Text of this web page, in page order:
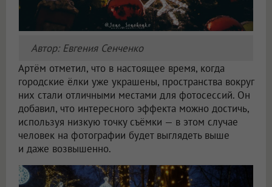
Автор: Евгения Сенченко
Артём отметил, что в настоящее время, когда
городские ёлки уже украшены, пространства вокруг
них стали отличными местами для фотосессий. Он
добавил, что интересного эффекта можно достичь,
используя низкую точку съёмки — в этом случае
человек на фотографии будет выглядеть выше
и даже возвышенно.